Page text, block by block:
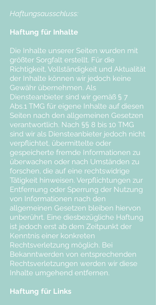
Haftungsausschluss:
Haftung für Inhalte
Die Inhalte unserer Seiten wurden mit
größter Sorgfalt erstellt. Für die
Richtigkeit, Vollständigkeit und Aktualität
der Inhalte können wir jedoch keine
Gewähr übernehmen. Als
Diensteanbieter sind wir gemäß § 7
Abs.1 TMG für eigene Inhalte auf diesen
Seiten nach den allgemeinen Gesetzen
verantwortlich. Nach §§ 8 bis 10 TMG
sind wir als Diensteanbieter jedoch nicht
verpflichtet, übermittelte oder
gespeicherte fremde Informationen zu
überwachen oder nach Umständen zu
forschen, die auf eine rechtswidrige
Tätigkeit hinweisen. Verpflichtungen zur
Entfernung oder Sperrung der Nutzung
von Informationen nach den
allgemeinen Gesetzen bleiben hiervon
unberührt. Eine diesbezügliche Haftung
ist jedoch erst ab dem Zeitpunkt der
Kenntnis einer konkreten
Rechtsverletzung möglich. Bei
Bekanntwerden von entsprechenden
Rechtsverletzungen werden wir diese
Inhalte umgehend entfernen.
Haftung für Links